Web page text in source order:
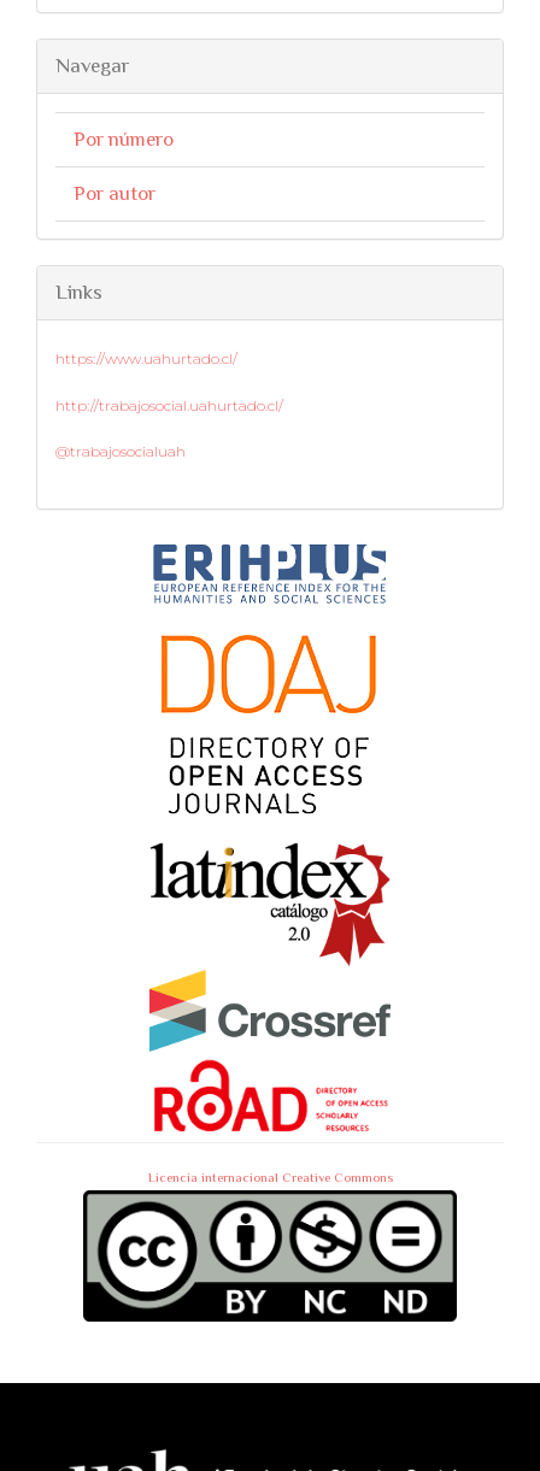
Navegar
Por número
Por autor
Links
https://www.uahurtado.cl/
http://trabajosocial.uahurtado.cl/
@trabajosocialuah
Licencia internacional Creative Commons